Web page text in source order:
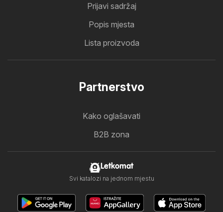
Prijavi sadržaj
Popis mjesta
Lista proizvoda
Partnerstvo
Kako oglašavati
B2B zona
Letkomat
Svi katalozi na jednom mjestu